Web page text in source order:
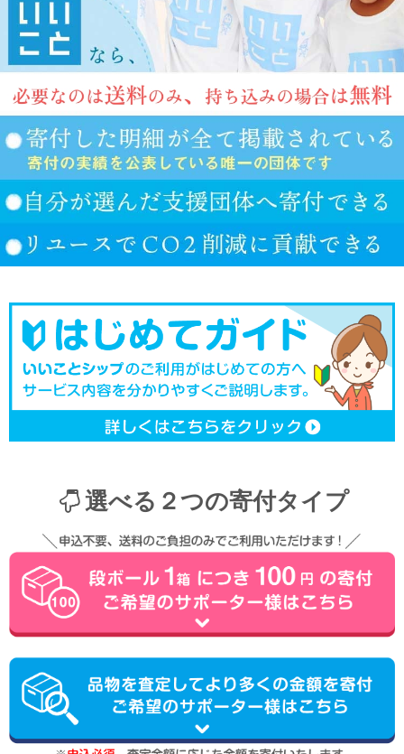
選べる２つの寄付タイプ